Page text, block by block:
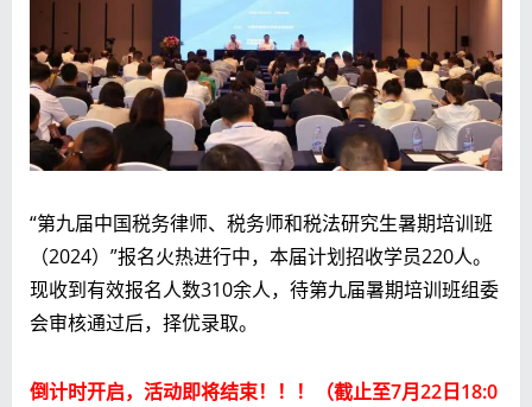
“第九届中国税务律师、税务师和税法研究生暑期培训班
（2024）”报名火热进行中，本届计划招收学员220人。
现收到有效报名人数310余人，待第九届暑期培训班组委
会审核通过后，择优录取。
倒计时开启，活动即将结束！！！（截止至7月22日18:0